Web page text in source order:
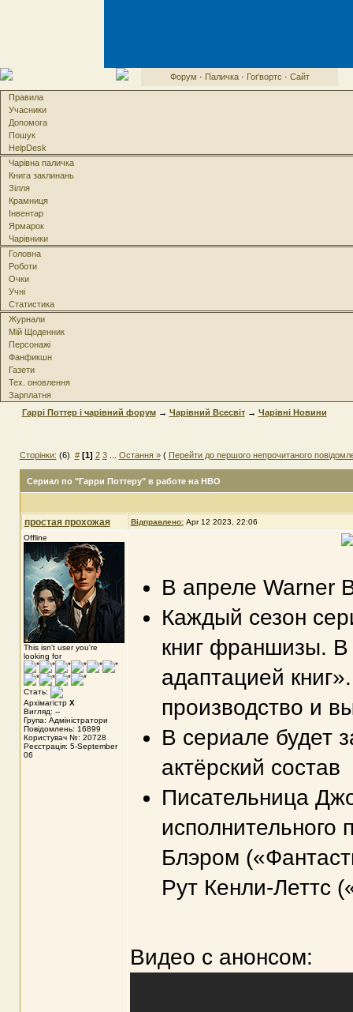
Форум · Паличка· Гоґвортс · Сайт
Правила
Учасники
Допомога
Пошук
HelpDesk
Чарівна паличка
Книга заклинань
Зілля
Крамниця
Інвентар
Ярмарок
Чарівники
Головна
Роботи
Очки
Учні
Статистика
Журнали
Мій Щоденник
Персонажі
Фанфикшн
Газети
Тех. оновлення
Зарплатня
Гаррі Поттер і чарівний форум→ Чарівний Всесвіт→ Чарівні Новини
Сторінки: (6) # [1] 2 3... Остання »( Перейти до першого непрочитаного
Сериал по "Гарри Поттеру" в работе на HBO
простая прохожая Відправлено: Apr 12 2023, 22:06
Offline
This isn't user you're
looking for
Стать:
Архімагістр X
Вигляд: --
Група: Адміністратори
Повідомлень: 16899
Користувач №: 20728
Реєстрація: 5-September
06
В апреле Warner
Каждый сезон
книг франшизы. В
адаптацией
производство и
В сериале будет
актёрский состав
Писательница
Блэром
Рут Кенли-Леттс
Видео с анонсом: